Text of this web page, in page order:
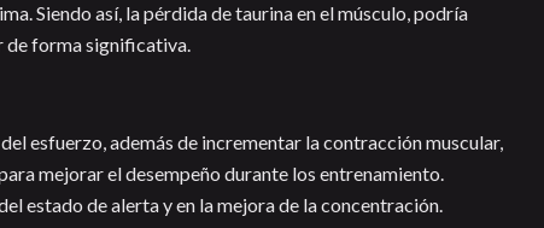
Siendo así, la pérdida de taurina en el músculo, podría
de forma significativa.
esfuerzo, además de incrementar la contracción muscular,
mejorar el desempeño durante los entrenamiento.
estado de alerta y en la mejora de la concentración.